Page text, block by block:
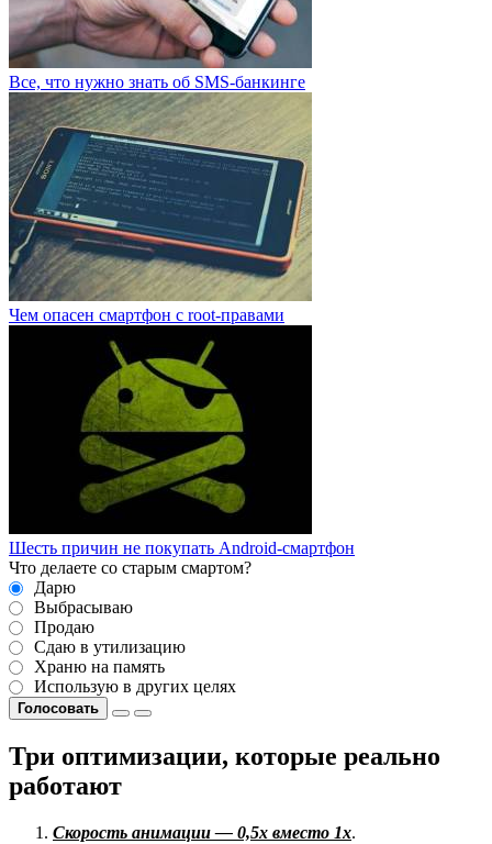
Все, что нужно знать об SMS-банкинге
Чем опасен смартфон с root-правами
Шесть причин не покупать Android-смартфон
Что делаете со старым смартом?
Дарю
Выбрасываю
Продаю
Сдаю в утилизацию
Храню на память
Использую в других целях
Голосовать
Три оптимизации, которые реально
работают
Скорость анимации — 0,5х вместо 1х.